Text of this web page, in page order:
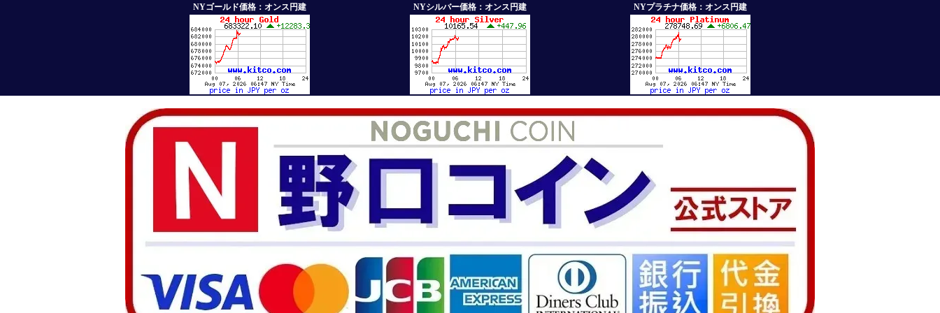
NYゴールド価格：オンス円建 NYシルバー価格：オンス円建 NYプラチナ価格：オンス円建